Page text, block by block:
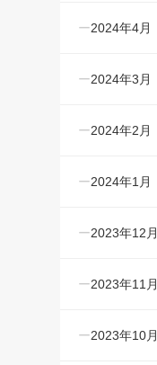
2024年4月
2024年3月
2024年2月
2024年1月
2023年12月
2023年11月
2023年10月